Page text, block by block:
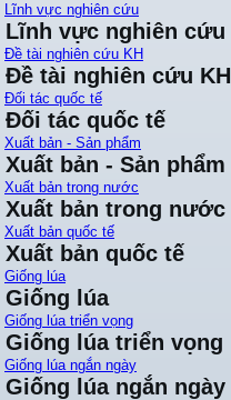
Lĩnh vực nghiên cứu
Lĩnh vực nghiên cứu
Đề tài nghiên cứu KH
Đề tài nghiên cứu KH
Đối tác quốc tế
Đối tác quốc tế
Xuất bản - Sản phẩm
Xuất bản - Sản phẩm
Xuất bản trong nước
Xuất bản trong nước
Xuất bản quốc tế
Xuất bản quốc tế
Giống lúa
Giống lúa
Giống lúa triển vọng
Giống lúa triển vọng
Giống lúa ngắn ngày
Giống lúa ngắn ngày